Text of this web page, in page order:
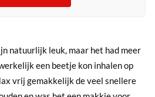
natuurlijk leuk, maar het had meer
een beetje kon inhalen op
vrij gemakkelijk de veel snellere